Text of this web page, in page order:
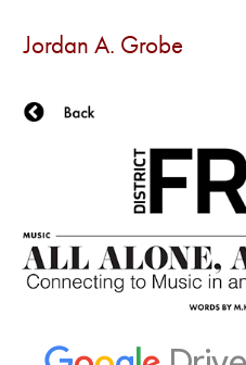
Jordan A. Grobe